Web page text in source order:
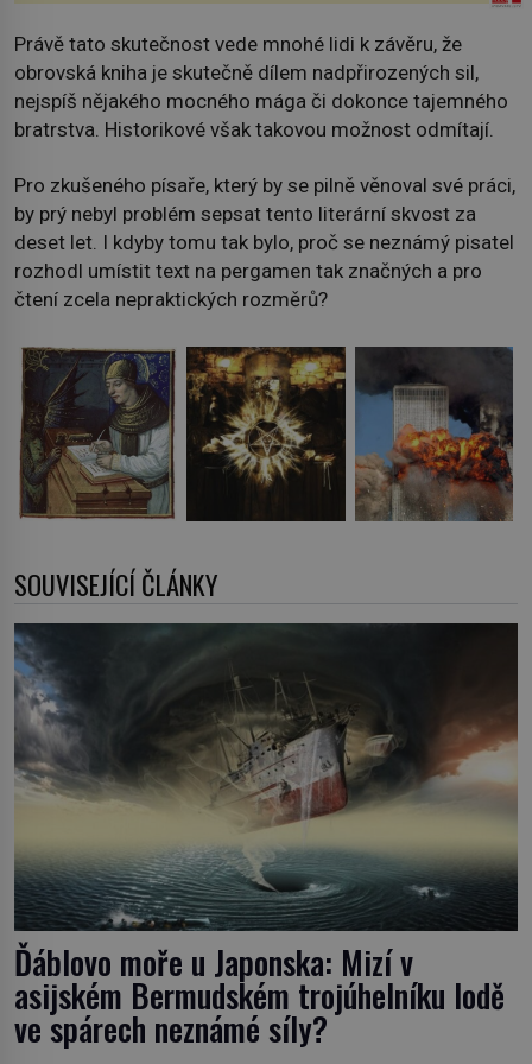
Právě tato skutečnost vede mnohé lidi k závěru, že
obrovská kniha je skutečně dílem nadpřirozených sil,
nejspíš nějakého mocného mága či dokonce tajemného
bratrstva. Historikové však takovou možnost odmítají.
Pro zkušeného písaře, který by se pilně věnoval své práci,
by prý nebyl problém sepsat tento literární skvost za
deset let. I kdyby tomu tak bylo, proč se neznámý pisatel
rozhodl umístit text na pergamen tak značných a pro
čtení zcela nepraktických rozměrů?
SOUVISEJÍCÍ ČLÁNKY
Ďáblovo moře u Japonska: Mizí v
asijském Bermudském trojúhelníku lodě
ve spárech neznámé síly?